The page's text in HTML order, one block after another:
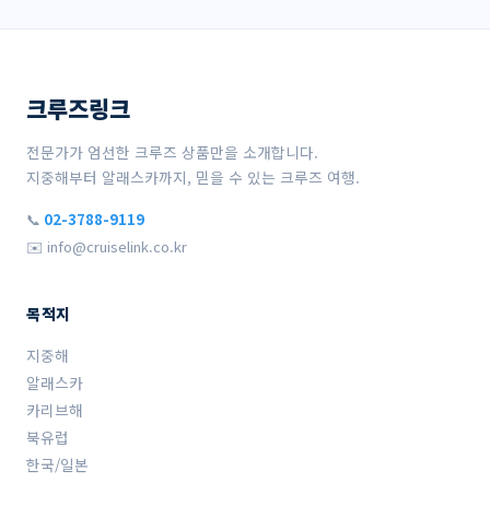
크루즈링크
전문가가 엄선한 크루즈 상품만을 소개합니다.
지중해부터 알래스카까지, 믿을 수 있는 크루즈 여행.
📞 02-3788-9119
✉️ info@cruiselink.co.kr
목적지
지중해
알래스카
카리브해
북유럽
한국/일본